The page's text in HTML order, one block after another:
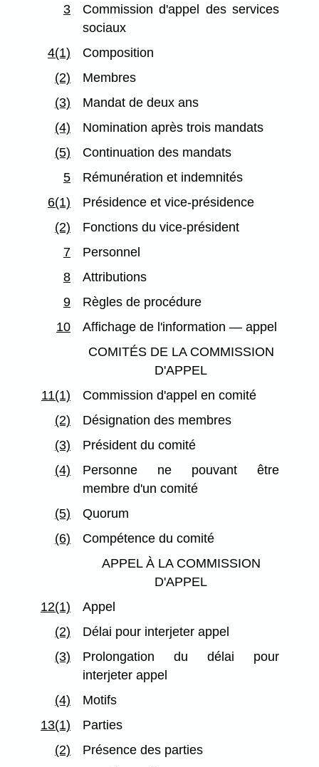
3
Commission d'appel des services
sociaux
4(1)
Composition
(2)
Membres
(3)
Mandat de deux ans
(4)
Nomination après trois mandats
(5)
Continuation des mandats
5
Rémunération et indemnités
6(1)
Présidence et vice-présidence
(2)
Fonctions du vice-président
7
Personnel
8
Attributions
9
Règles de procédure
10
Affichage de l'information — appel
COMITÉS DE LA COMMISSION
D'APPEL
11(1)
Commission d'appel en comité
(2)
Désignation des membres
(3)
Président du comité
(4)
Personne ne pouvant être
membre d'un comité
(5)
Quorum
(6)
Compétence du comité
APPEL À LA COMMISSION
D'APPEL
12(1)
Appel
(2)
Délai pour interjeter appel
(3)
Prolongation du délai pour
interjeter appel
(4)
Motifs
13(1)
Parties
(2)
Présence des parties